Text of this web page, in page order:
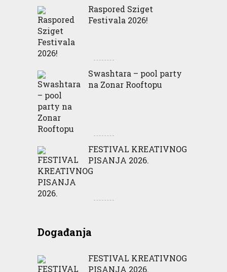
Raspored Sziget
Festivala 2026!
Swashtara – pool party
na Zonar Rooftopu
FESTIVAL KREATIVNOG
PISANJA 2026.
Događanja
FESTIVAL KREATIVNOG
PISANJA 2026.